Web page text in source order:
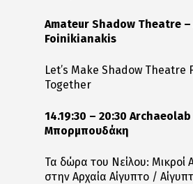
Amateur Shadow Theatre
Foinikianakis
Let’s Make Shadow Theatre
Together
14.19:30 – 20:30
Μπορμπουδάκη
Τα δώρα του Νείλου: Μικροί
στην Αρχαία Αίγυπτο /